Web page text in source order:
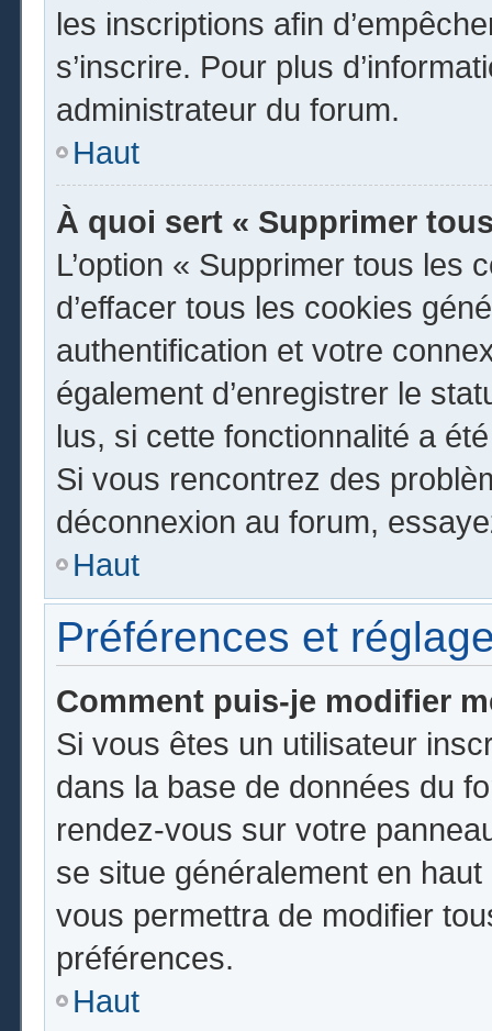
les inscriptions afin
s’inscrire. Pour plus
administrateur du forum.
Haut
À quoi sert « Supprimer
L’option « Supprimer tous les
d’effacer tous les cookies
authentification et votre
également d’enregistrer le
lus, si cette fonctionnalité a
Si vous rencontrez des
déconnexion au forum,
Haut
Préférences et
Comment puis-je modifier
Si vous êtes un utilisateur
dans la base de données du
rendez-vous sur votre
se situe généralement en
vous permettra de modifier
préférences.
Haut